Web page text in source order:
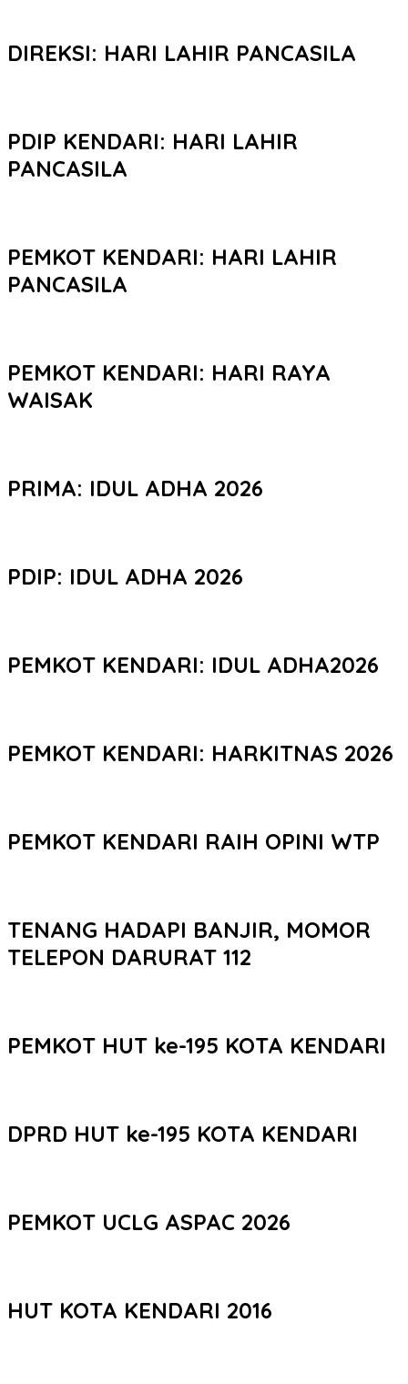
DIREKSI: HARI LAHIR PANCASILA
PDIP KENDARI: HARI LAHIR
PANCASILA
PEMKOT KENDARI: HARI LAHIR
PANCASILA
PEMKOT KENDARI: HARI RAYA
WAISAK
PRIMA: IDUL ADHA 2026
PDIP: IDUL ADHA 2026
PEMKOT KENDARI: IDUL ADHA2026
PEMKOT KENDARI: HARKITNAS 2026
PEMKOT KENDARI RAIH OPINI WTP
TENANG HADAPI BANJIR, MOMOR
TELEPON DARURAT 112
PEMKOT HUT ke-195 KOTA KENDARI
DPRD HUT ke-195 KOTA KENDARI
PEMKOT UCLG ASPAC 2026
HUT KOTA KENDARI 2016